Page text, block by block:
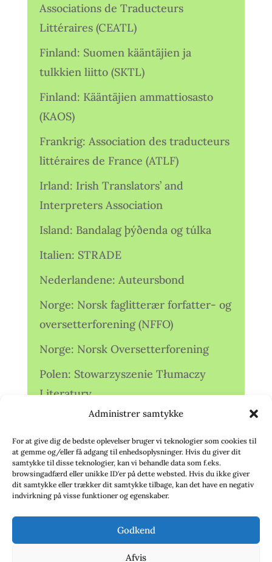
Administrer samtykke
For at give dig de bedste oplevelser bruger vi teknologier som cookies til
at gemme og/eller få adgang til enhedsoplysninger. Hvis du giver dit
samtykke til disse teknologier, kan vi behandle data som f.eks.
browsingadfærd eller unikke ID'er på dette websted. Hvis du ikke giver
dit samtykke eller trækker dit samtykke tilbage, kan det have en negativ
indvirkning på visse funktioner og egenskaber.
Godkend
Afvis
Associations de Traducteurs
Littéraires (CEATL)
Finland: Suomen kääntäjien ja
tulkkien liitto (SKTL)
Finland: Kääntäjien ammattiosasto
(KAOS)
Frankrig: Association des traducteurs
littéraires de France (ATLF)
Irland: Irish Translators’ and
Interpreters Association
Island: Bandalag þýðenda og túlka
Italien: STRADE
Nederlandene: Auteursbond
Norge: Norsk faglitterær forfatter- og
oversetterforening (NFFO)
Norge: Norsk Oversetterforening
Polen: Stowarzyszenie Tłumaczy
Literatury
Storbritannien: Translators
Association (TA)
Sverige: Översättarsektionen (Ö.)
Sverige: Översättarcentrum (ÖC)
deutschsprachiger Übersetzer (VdÜ)